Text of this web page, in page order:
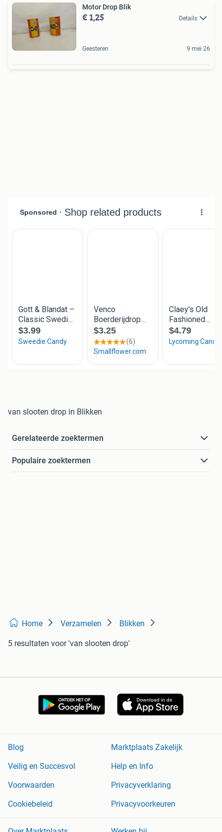
Motor Drop Blik
€ 1,25 Details
Geesteren 9 mei 26
van slooten drop in Blikken
Gerelateerde zoektermen
Populaire zoektermen
Home Verzamelen Blikken
5 resultaten voor 'van slooten drop'
Blog
Marktplaats Zakelijk
Veilig en Succesvol
Help en Info
Voorwaarden
Privacyverklaring
Cookiebeleid
Privacyvoorkeuren